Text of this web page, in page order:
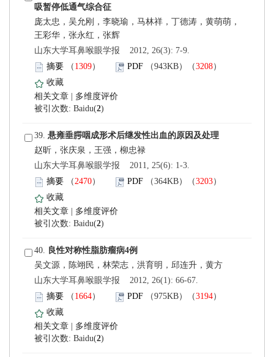
山东大学耳鼻喉眼学报 2012, 26(3): 7-9.
）
）
)
39.
山东大学耳鼻喉眼学报 2011, 25(6): 1-3.
）
）
)
40.
山东大学耳鼻喉眼学报 2012, 26(1): 66-67.
）
）
)